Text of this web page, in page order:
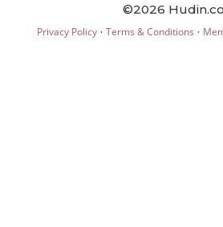
©2026
Privacy Policy· Terms & Conditions ·